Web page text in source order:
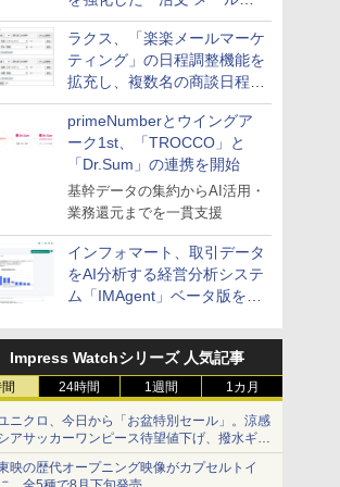
送信防止アドインサービス」
を提供
ラクス、「楽楽メールマーケ
ティング」の日程調整機能を
拡充し、複数名の商談日程調
整を効率化
primeNumberとウイングア
ーク1st、「TROCCO」と
「Dr.Sum」の連携を開始
基幹データの集約からAI活用・
業務還元までを一貫支援
インフォマート、取引データ
をAI分析する経営分析システ
ム「IMAgent」ベータ版を提
Impress Watchシリーズ 人気記事
24時間 1週間 1カ月
ニクロ、今日から「お盆特別セール」。涼感
アサッカーワンピース待望値下げ、撥水ギア
ョーツは1990円に
映の歴代オープニング映像がカプセルトイ